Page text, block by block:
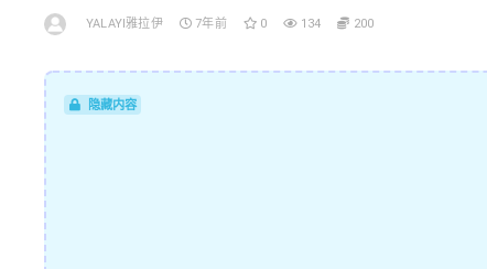
YALAYI雅拉伊 7年前 0 134 200
隐藏内容